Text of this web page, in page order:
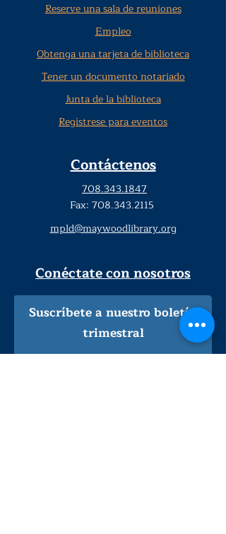
Reserve una sala de reuniones
Empleo
Obtenga una tarjeta de biblioteca
Tener un documento notariado
Junta de la biblioteca
Regístrese para eventos
Contáctenos
708.343.1847
Fax: 708.343.2115
mpld@maywoodlibrary.org
Conéctate con nosotros
Suscríbete a nuestro boletín
trimestral